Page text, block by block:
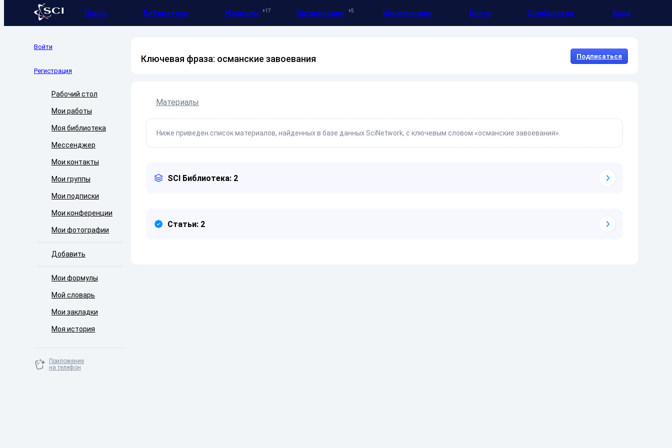
Поиск Библиотека Журналы 17 Организации 5 Конференции Блоги Сообщество Вход
Войти
Регистрация
Рабочий стол
Мои работы
Моя библиотека
Мессенджер
Мои контакты
Мои группы
Мои подписки
Мои конференции
Мои фотографии
Добавить
Мои формулы
Мой словарь
Мои закладки
Моя история
Приложение
на телефон
Ключевая фраза: османские завоевания Подписаться
Материалы
Ниже приведен список материалов, найденных в базе данных SciNetwork, с ключевым словом «османские завоевания».
SCI Библиотека: 2
Статьи: 2